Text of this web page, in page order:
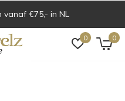
0 0
vanaf €75,- in NL